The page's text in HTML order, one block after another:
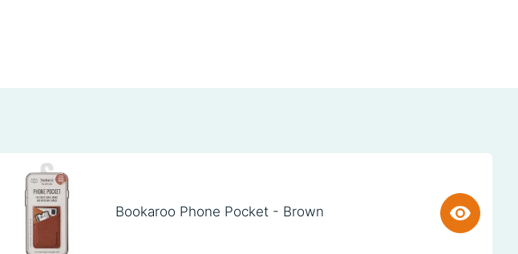
Bookaroo Phone Pocket - Brown